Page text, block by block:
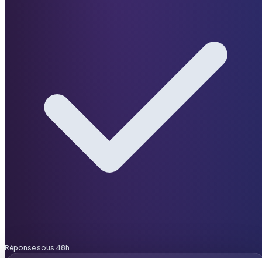
Réponse sous 48h